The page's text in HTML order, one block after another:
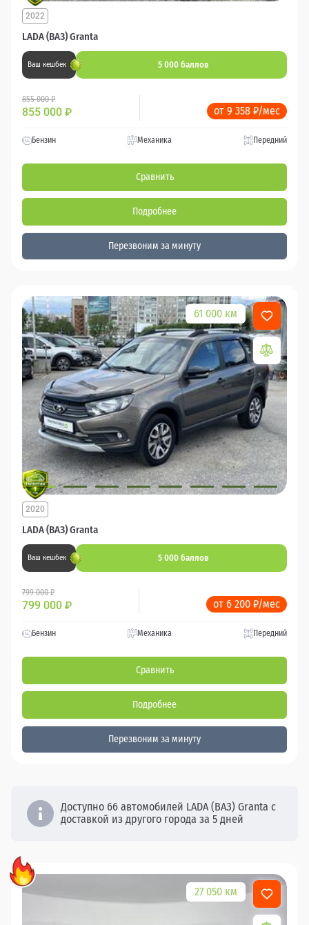
LADA (ВАЗ) Granta
2022
Ваш кешбек 5 000 баллов
855 000 ₽
855 000 ₽ от 9 358 ₽/мес
Бензин Механика Передний
Сравнить
Подробнее
Перезвоним за минуту
61 000 км
LADA (ВАЗ) Granta
2020
Ваш кешбек 5 000 баллов
799 000 ₽
799 000 ₽ от 6 200 ₽/мес
Бензин Механика Передний
Сравнить
Подробнее
Перезвоним за минуту
Доступно 66 автомобилей LADA (ВАЗ) Granta с
доставкой из другого города за 5 дней
27 050 км